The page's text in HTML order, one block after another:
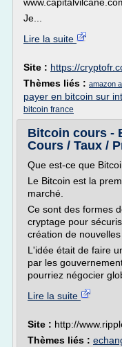
Je...
Lire la suite
Site : https://
Thèmes liés : amazon
payer en bitcoin sur
bitcoin france
Bitcoin cours -
Cours / Taux /
Que est-ce que
Le Bitcoin est la
marché.
Ce sont des formes
cryptage pour
création de nouvelles
L'idée était de faire
par les
pourriez négocier
Lire la suite
Site : http://
Thèmes liés :